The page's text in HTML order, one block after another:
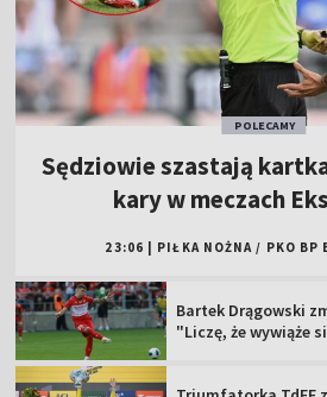
POLECAMY
Sędziowie szastają
kary w meczach
23:06 PIŁKA NOŻNA / PKO BP
Bartek Drągowski
"Liczę, że wywiąże